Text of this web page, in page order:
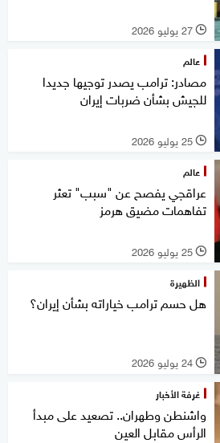
l 27 يوليو 2026
عالم
مصادر: ترامب يصدر توجيها جديدا
للجيش بشأن ضربات إيران
l 25 يوليو 2026
عالم
عراقجي يفصح عن "سبب" تعثر
تفاهمات مضيق هرمز
l 25 يوليو 2026
الظهيرة
هل حسم ترامب خياراته بشأن إيران؟
l 24 يوليو 2026
غرفة الأخبار
واشنطن وطهران.. تصعيد على مبدأ
الرأس مقابل العين